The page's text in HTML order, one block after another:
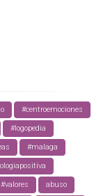
#centroemociones
#logopedia
#malaga
#valores abuso